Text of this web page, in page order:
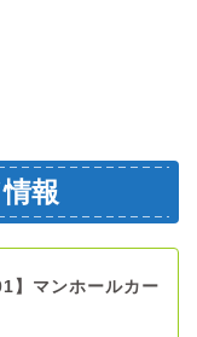
報
】マンホールカー